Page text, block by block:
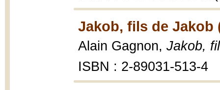
Jakob, fils de Jakob
Alain Gagnon, Jakob,
ISBN : 2-89031-513-4